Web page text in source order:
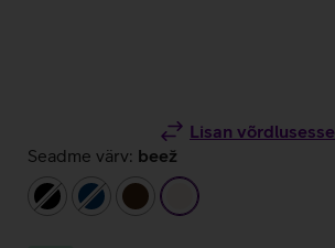
Lisan võrdlusesse
Seadme värv: beež
musttumesininetumepruun
beež